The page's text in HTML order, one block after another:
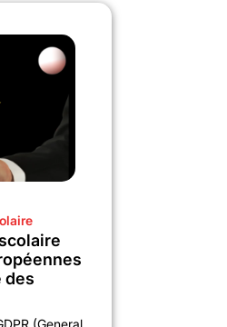
des
(General